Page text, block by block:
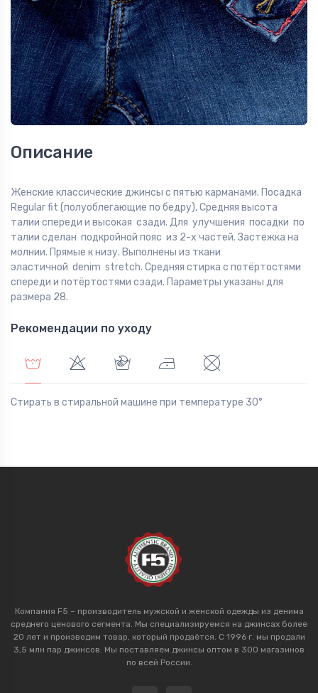
Описание
Женские классические джинсы с пятью карманами. Посадка
Regular fit (полуоблегающие по бедру), Средняя высота
талии спереди и высокая сзади. Для улучшения посадки по
талии сделан подкройной пояс из 2-х частей. Застежка на
молнии. Прямые к низу. Выполнены из ткани
эластичной denim stretch. Средняя стирка с потёртостями
спереди и потёртостями сзади. Параметры указаны для
размера 28.
Рекомендации по уходу
Стирать в стиральной машине при температуре 30°
Компания F5 – производитель мужской и женской одежды из денима
среднего ценового сегмента. Мы специализируемся на джинсах более
20 лет и производим товар, который продаётся. С 1996 г. мы продали
3,5 млн пар джинсов. Мы поставляем джинсы оптом в 300 магазинов
по всей России.